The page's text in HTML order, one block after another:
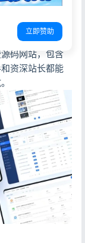
码网站，包含
资深站长都能
立即赞助